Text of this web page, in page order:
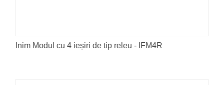
Inim Modul cu 4 ieșiri de tip releu - IFM4R